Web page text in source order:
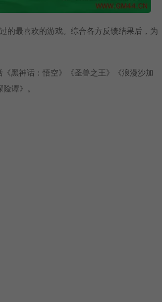
的最喜欢的游戏。综合各方反馈结果后，为
黑神话：悟空》《圣兽之王》《浪漫沙加
谭》。